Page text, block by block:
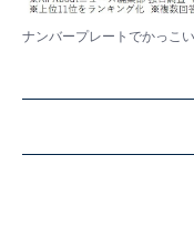
ナンバープレートでかっこ